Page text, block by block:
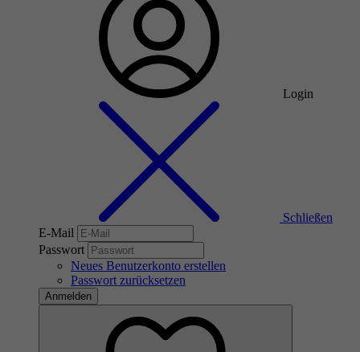
Login
Schließen
E-Mail
Passwort
Neues Benutzerkonto erstellen
Passwort zurücksetzen
Anmelden